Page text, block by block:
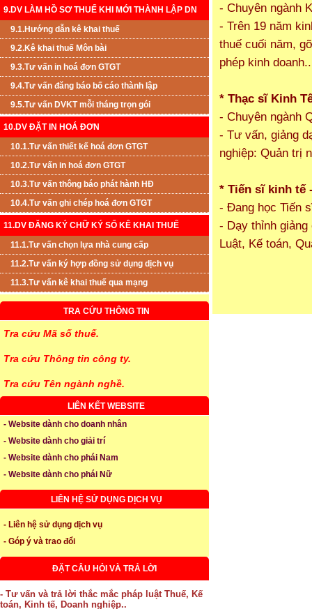
9.DV LÀM HỒ SƠ THUẾ KHI MỚI THÀNH LẬP DN
9.1.Hướng dẫn kê khai thuế
9.2.Kê khai thuế Môn bài
9.3.Tư vấn in hoá đơn GTGT
9.4.Tư vấn đăng báo bố cáo thành lập
9.5.Tư vấn DVKT mỗi tháng trọn gói
10.DV ĐẶT IN HOÁ ĐƠN
10.1.Tư vấn thiết kế hoá đơn GTGT
10.2.Tư vấn in hoá đơn GTGT
10.3.Tư vấn thông báo phát hành HĐ
10.4.Tư vấn ghi chép hoá đơn GTGT
11.DV ĐĂNG KÝ CHỮ KÝ SỐ KÊ KHAI THUẾ
11.1.Tư vấn chọn lựa nhà cung cấp
11.2.Tư vấn ký hợp đồng sử dụng dịch vụ
11.3.Tư vấn kê khai thuế qua mạng
TRA CỨU THÔNG TIN
Tra cứu Mã số thuế.
Tra cứu Thông tin công ty.
Tra cứu Tên ngành nghề.
LIÊN KẾT WEBSITE
- Website dành cho doanh nhân
- Website dành cho giải trí
- Website dành cho phái Nam
- Website dành cho phái Nữ
LIÊN HỆ SỬ DỤNG DỊCH VỤ
- Liên hệ sử dụng dịch vụ
- Góp ý và trao đổi
ĐẶT CÂU HỎI VÀ TRẢ LỜI
- Tư vấn và trả lời thắc mắc pháp luật Thuế, Kế
toán, Kinh tế, Doanh nghiệp..
- Chuyên ngành
- Trên 19 năm
thuế cuối năm,
phép kinh
* Thạc sĩ Kinh
- Chuyên ngành
- Tư vấn, giảng
nghiệp: Quản trị
* Tiến sĩ kinh tế
- Đang học Tiến
- Dạy thỉnh
Luật, Kế toán,